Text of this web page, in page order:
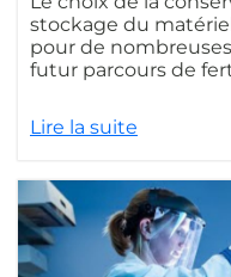
stockage du
pour de
futur parcours de
Lire la suite